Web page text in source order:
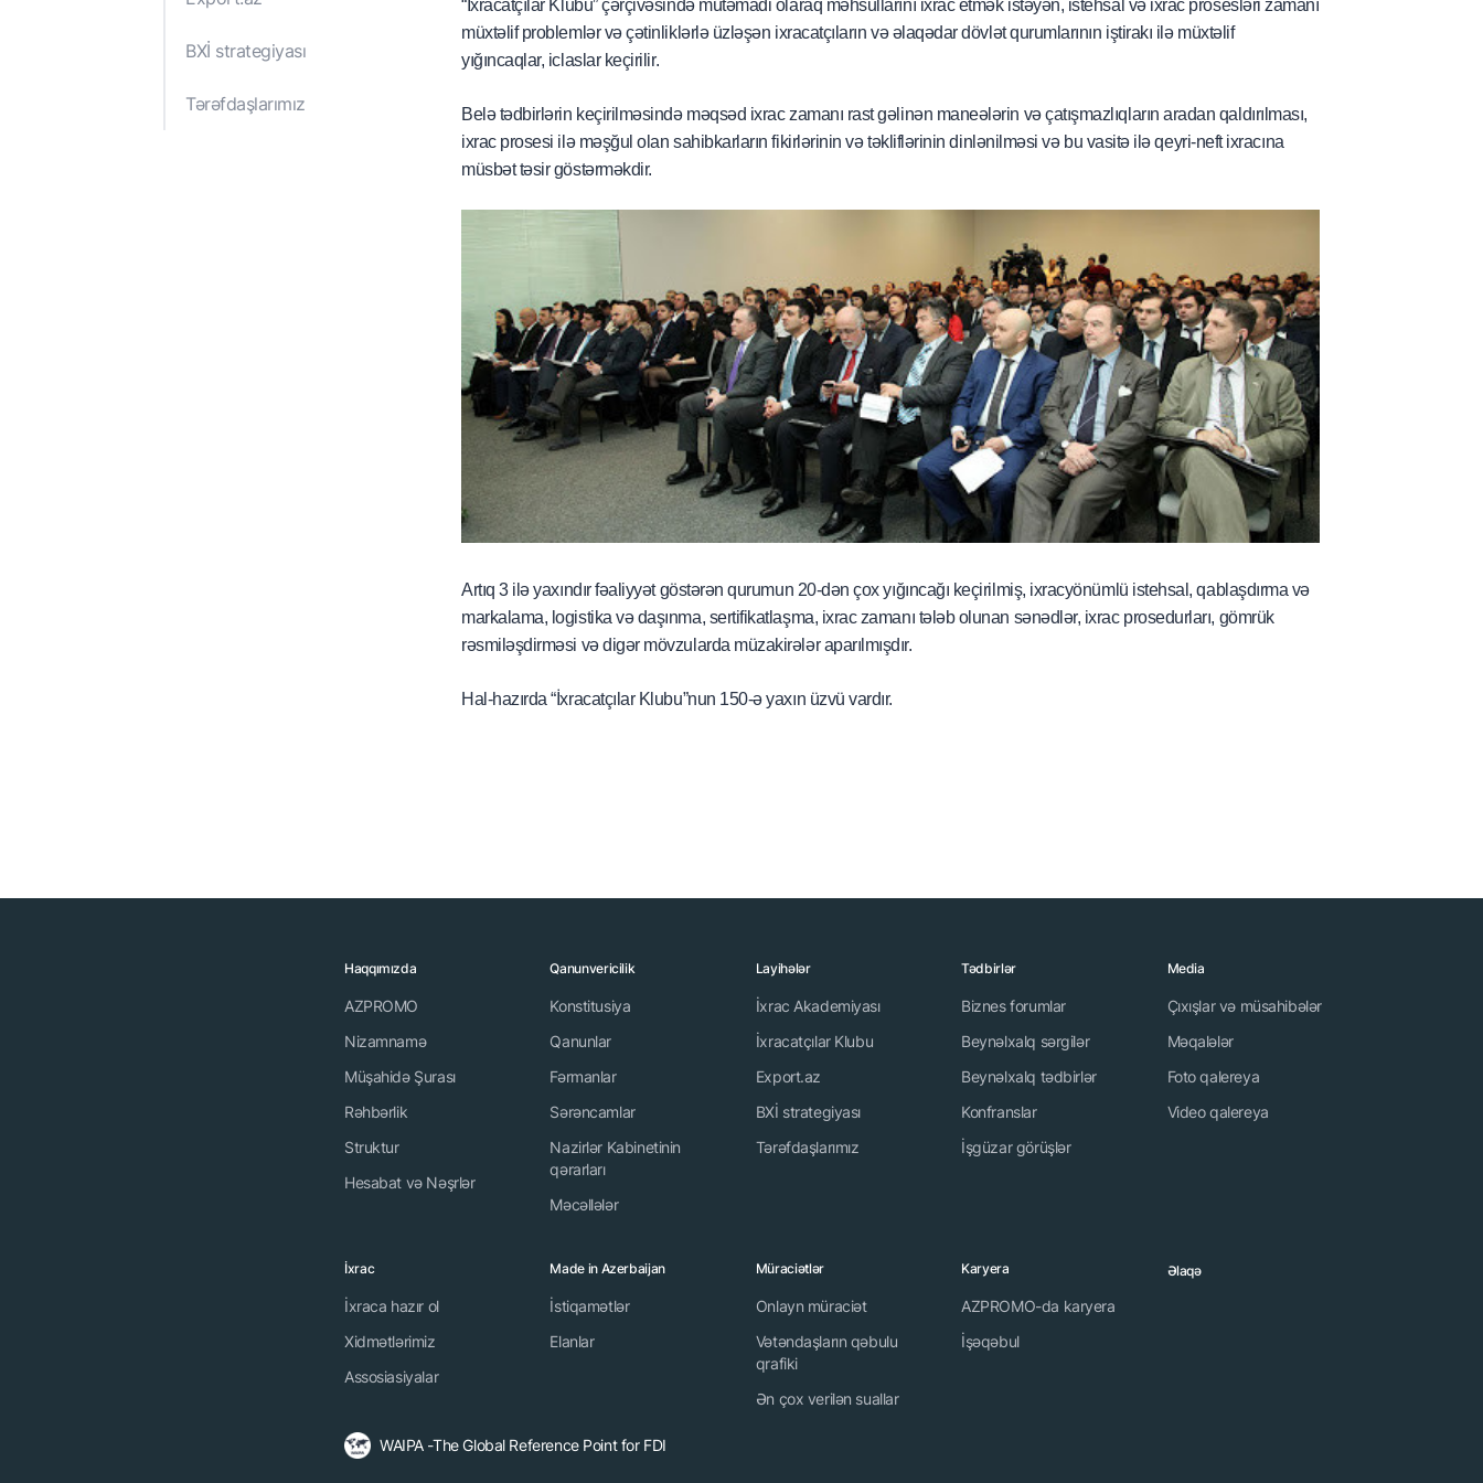
Hesabat və Nəşrlər
Nazirlər Kabinetinin
İqtisadiyyat Nazirliyinin
BXİ strategiyası
Tərəfdaşlarımız
“İxracatçılar Klubu” çərçivəsində mütəmadi olaraq məhsullarını ixrac etmək istəyən, istehsal və ixrac prosesləri zamanı
müxtəlif problemlər və çətinliklərlə üzləşən ixracatçıların və əlaqədar dövlət qurumlarının iştirakı ilə müxtəlif
yığıncaqlar, iclaslar keçirilir.
Belə tədbirlərin keçirilməsində məqsəd ixrac zamanı rast gəlinən maneələrin və çatışmazlıqların aradan qaldırılması,
ixrac prosesi ilə məşğul olan sahibkarların fikirlərinin və təkliflərinin dinlənilməsi və bu vasitə ilə qeyri-neft ixracına
müsbət təsir göstərməkdir.
Artıq 3 ilə yaxındır fəaliyyət göstərən qurumun 20-dən çox yığıncağı keçirilmiş, ixracyönümlü istehsal, qablaşdırma və
markalama, logistika və daşınma, sertifikatlaşma, ixrac zamanı tələb olunan sənədlər, ixrac prosedurları, gömrük
rəsmiləşdirməsi və digər mövzularda müzakirələr aparılmışdır.
Hal-hazırda “İxracatçılar Klubu”nun 150-ə yaxın üzvü vardır.
Haqqımızda
AZPROMO
Nizamnamə
Müşahidə Şurası
Rəhbərlik
Struktur
Hesabat və Nəşrlər
Qanunvericilik
Konstitusiya
Qanunlar
Fərmanlar
Sərəncamlar
Nazirlər Kabinetinin
qərarları
Məcəllələr
Layihələr
İxrac Akademiyası
İxracatçılar Klubu
Export.az
BXİ strategiyası
Tərəfdaşlarımız
Tədbirlər
Biznes forumlar
Beynəlxalq sərgilər
Beynəlxalq tədbirlər
Konfranslar
İşgüzar görüşlər
Media
Çıxışlar və müsahibələr
Məqalələr
Foto qalereya
Video qalereya
İxrac
İxraca hazır ol
Xidmətlərimiz
Assosiasiyalar
Made in Azerbaijan
İstiqamətlər
Elanlar
Müraciətlər
Onlayn müraciət
Vətəndaşların qəbulu
qrafiki
Ən çox verilən suallar
Karyera
AZPROMO-da karyera
İşəqəbul
Əlaqə
WAIPA -The Global Reference Point for FDI